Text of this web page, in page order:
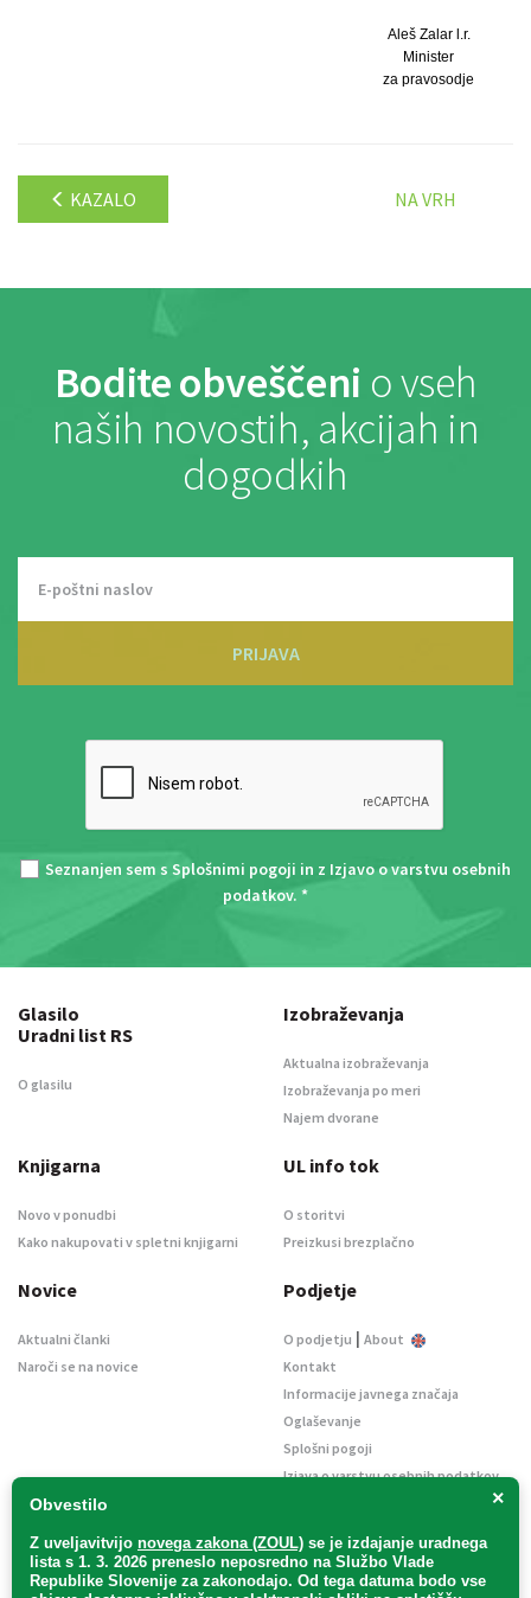
Aleš Zalar l.r.
Minister
za pravosodje
KAZALO NA VRH
Bodite obveščeni o vseh
naših novostih, akcijah in
dogodkih
PRIJAVA
Seznanjen sem s Splošnimi pogoji in z Izjavo o varstvu osebnih
podatkov. *
×
Obvestilo
Z uveljavitvijo novega zakona (ZOUL) se je izdajanje uradnega
lista s 1. 3. 2026 preneslo neposredno na Službo Vlade
Republike Slovenije za zakonodajo. Od tega datuma bodo vse
Glasilo
Uradni list RS
O glasilu
Izobraževanja
Aktualna izobraževanja
Izobraževanja po meri
Najem dvorane
Knjigarna
Novo v ponudbi
Kako nakupovati v spletni knjigarni
UL info tok
O storitvi
Preizkusi brezplačno
Novice
Aktualni članki
Naroči se na novice
Podjetje
O podjetju | About
Kontakt
Informacije javnega značaja
Oglaševanje
Splošni pogoji
Izjava o varstvu osebnih podatkov